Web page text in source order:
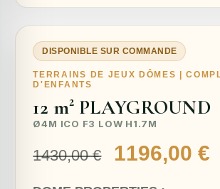
DISPONIBLE SUR COMMANDE
TERRAINS DE JEUX DÔMES |
D'ENFANTS
12 m² PLAYGROUND
Ø4M ICO F3 LOW H1.7M
1430,00€
Le
1196,00€